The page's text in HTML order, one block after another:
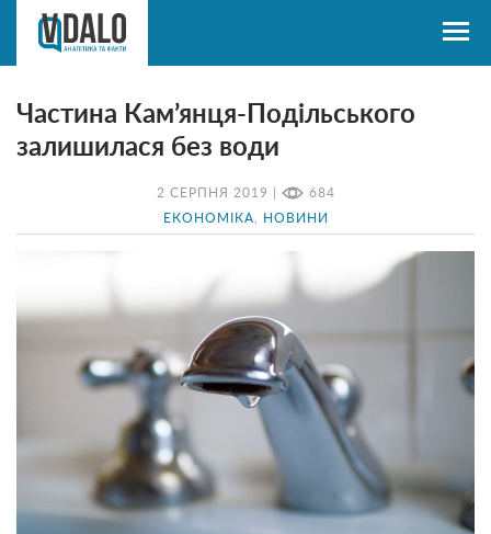
2 СЕРПНЯ 2019 | 684
ЕКОНОМІКА НОВИНИ
Частина Кам’янця-Подільського
залишилася без води